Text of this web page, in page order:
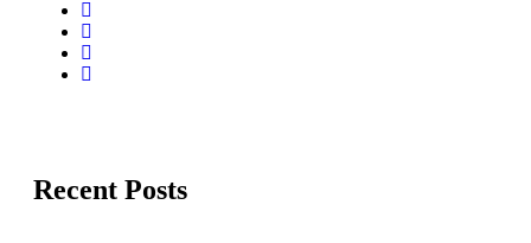
Recent Posts